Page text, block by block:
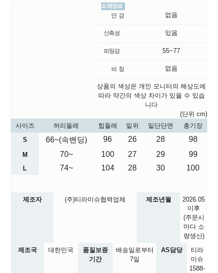
없음
있음
55~77
없음
상품의 색상은 개인 모니터의 해상도에
따라 약간의 색상 차이가 있을 수 있습
니다
(단위 cm)
사이즈
허리둘레 힙둘레 밑위 밑단단면
총기장
S
66~(속밴딩) 96 26 28 98
M 70~ 100 27 29 99
L 74~ 104 28 30 100
제조자 (주)티라미슈협력업체 제조년월
2026.05
이후
(주문시
마다 소
량생산)
제조국
대한민국
품질보증
기간
배송일로부터
7일
AS담당
티라
미슈
1588-